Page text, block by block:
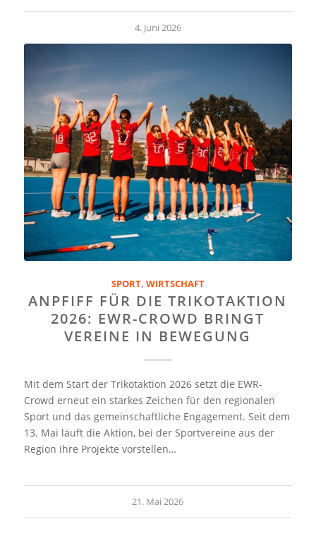
4. Juni 2026
SPORT, WIRTSCHAFT
ANPFIFF FÜR DIE TRIKOTAKTION
2026: EWR-CROWD BRINGT
VEREINE IN BEWEGUNG
Mit dem Start der Trikotaktion 2026 setzt die EWR-
Crowd erneut ein starkes Zeichen für den regionalen
Sport und das gemeinschaftliche Engagement. Seit dem
13. Mai läuft die Aktion, bei der Sportvereine aus der
Region ihre Projekte vorstellen…
21. Mai 2026